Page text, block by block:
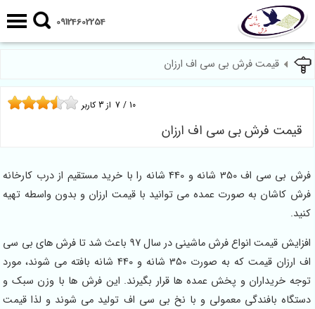
09124602254
قیمت فرش بی سی اف ارزان
قیمت فرش بی سی اف ارزان
7 / 10 از 3کاربر
فرش بی سی اف 350 شانه و 440 شانه را با خرید مستقیم از درب کارخانه
فرش کاشان به صورت عمده می توانید با قیمت ارزان و بدون واسطه تهیه
کنید.
افزایش قیمت انواع فرش ماشینی در سال 97 باعث شد تا فرش های بی سی
اف ارزان قیمت که به صورت 350 شانه و 440 شانه بافته می شوند، مورد
توجه خریداران و پخش عمده ها قرار بگیرند. این فرش ها با وزن سبک و
دستگاه بافندگی معمولی و با نخ بی سی اف تولید می شوند و لذا قیمت